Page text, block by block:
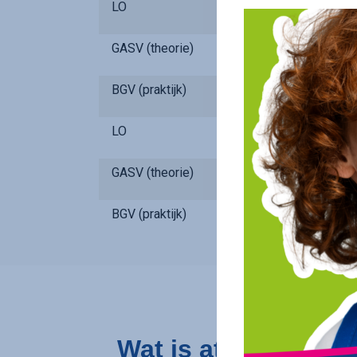
LO
GASV (theorie)
BGV (praktijk)
LO
GASV (theorie)
BGV (praktijk)
Wat is athena?